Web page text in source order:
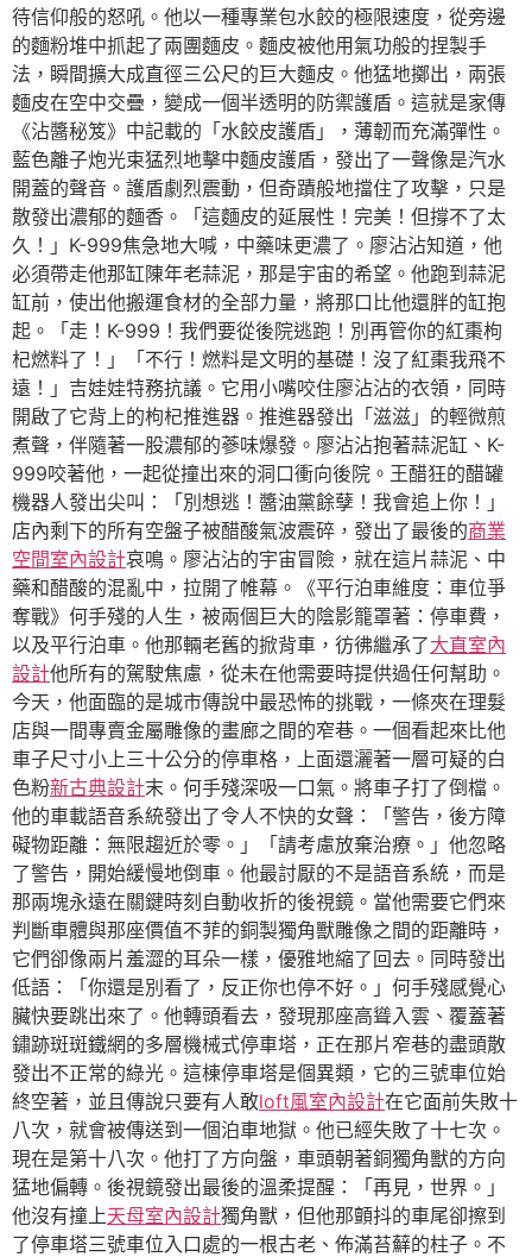
待信仰般的怒吼。他以一種專業包水餃的極限速度，從旁邊
的麵粉堆中抓起了兩團麵皮。麵皮被他用氣功般的捏製手
法，瞬間擴大成直徑三公尺的巨大麵皮。他猛地擲出，兩張
麵皮在空中交疊，變成一個半透明的防禦護盾。這就是家傳
《沾醬秘笈》中記載的「水餃皮護盾」，薄韌而充滿彈性。
藍色離子炮光束猛烈地擊中麵皮護盾，發出了一聲像是汽水
開蓋的聲音。護盾劇烈震動，但奇蹟般地擋住了攻擊，只是
散發出濃郁的麵香。「這麵皮的延展性！完美！但撐不了太
久！」K-999焦急地大喊，中藥味更濃了。廖沾沾知道，他
必須帶走他那缸陳年老蒜泥，那是宇宙的希望。他跑到蒜泥
缸前，使出他搬運食材的全部力量，將那口比他還胖的缸抱
起。「走！K-999！我們要從後院逃跑！別再管你的紅棗枸
杞燃料了！」「不行！燃料是文明的基礎！沒了紅棗我飛不
遠！」吉娃娃特務抗議。它用小嘴咬住廖沾沾的衣領，同時
開啟了它背上的枸杞推進器。推進器發出「滋滋」的輕微煎
煮聲，伴隨著一股濃郁的蔘味爆發。廖沾沾抱著蒜泥缸、K-
999咬著他，一起從撞出來的洞口衝向後院。王醋狂的醋罐
機器人發出尖叫：「別想逃！醬油黨餘孽！我會追上你！」
店內剩下的所有空盤子被醋酸氣波震碎，發出了最後的商業
空間室內設計哀鳴。廖沾沾的宇宙冒險，就在這片蒜泥、中
藥和醋酸的混亂中，拉開了帷幕。《平行泊車維度：車位爭
奪戰》何手殘的人生，被兩個巨大的陰影籠罩著：停車費，
以及平行泊車。他那輛老舊的掀背車，彷彿繼承了大直室內
設計他所有的駕駛焦慮，從未在他需要時提供過任何幫助。
今天，他面臨的是城市傳說中最恐怖的挑戰，一條夾在理髮
店與一間專賣金屬雕像的畫廊之間的窄巷。一個看起來比他
車子尺寸小上三十公分的停車格，上面還灑著一層可疑的白
色粉新古典設計末。何手殘深吸一口氣。將車子打了倒檔。
他的車載語音系統發出了令人不快的女聲：「警告，後方障
礙物距離：無限趨近於零。」「請考慮放棄治療。」他忽略
了警告，開始緩慢地倒車。他最討厭的不是語音系統，而是
那兩塊永遠在關鍵時刻自動收折的後視鏡。當他需要它們來
判斷車體與那座價值不菲的銅製獨角獸雕像之間的距離時，
它們卻像兩片羞澀的耳朵一樣，優雅地縮了回去。同時發出
低語：「你還是別看了，反正你也停不好。」何手殘感覺心
臟快要跳出來了。他轉頭看去，發現那座高聳入雲、覆蓋著
鏽跡斑斑鐵網的多層機械式停車塔，正在那片窄巷的盡頭散
發出不正常的綠光。這棟停車塔是個異類，它的三號車位始
終空著，並且傳說只要有人敢loft風室內設計在它面前失敗十
八次，就會被傳送到一個泊車地獄。他已經失敗了十七次。
現在是第十八次。他打了方向盤，車頭朝著銅獨角獸的方向
猛地偏轉。後視鏡發出最後的溫柔提醒：「再見，世界。」
他沒有撞上天母室內設計獨角獸，但他那顫抖的車尾卻擦到
了停車塔三號車位入口處的一根古老、佈滿苔蘚的柱子。不